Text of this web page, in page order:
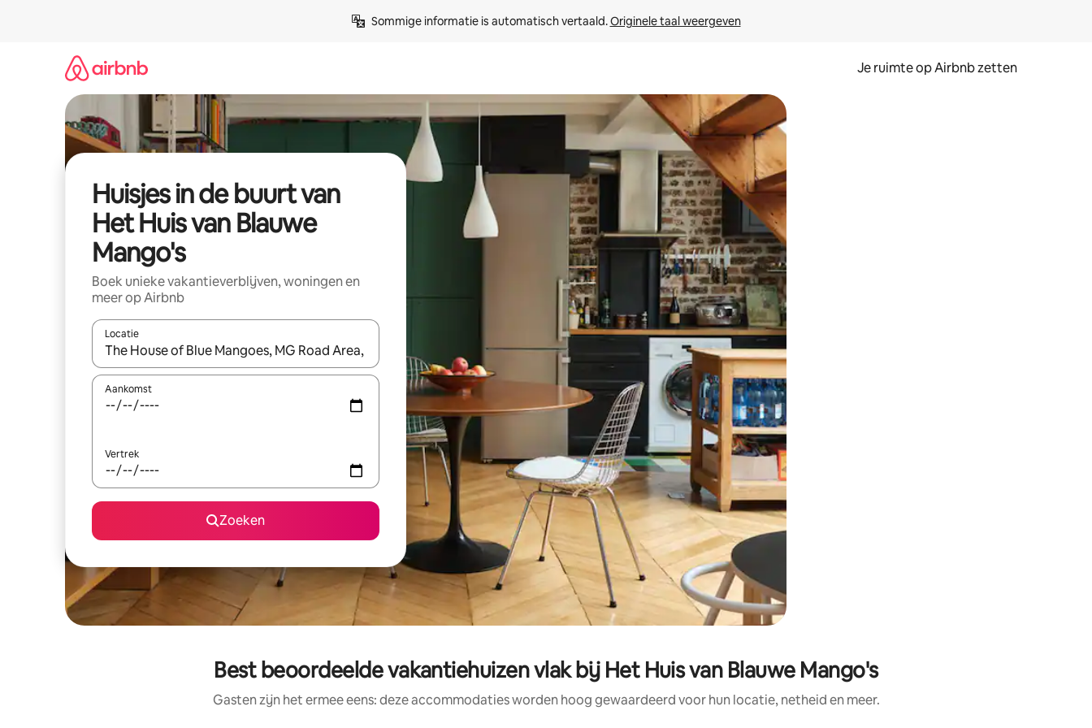
Sommige informatie is automatisch vertaald. Originele taal weergeven
Je ruimte op Airbnb zetten
Huisjes in de buurt van
Het Huis van Blauwe
Mango's
Boek unieke vakantieverblijven, woningen en
meer op Airbnb
Locatie
Wanneer er suggesties beschikbaar zijn, maak je een keuze met je de pijltjestoetsen omhoog en omlaag, óf door te tikken of swipen.
Aankomst
Vertrek
Zoeken
Best beoordeelde vakantiehuizen vlak bij Het Huis van Blauwe Mango's
Gasten zijn het ermee eens: deze accommodaties worden hoog gewaardeerd voor hun locatie, netheid en meer.